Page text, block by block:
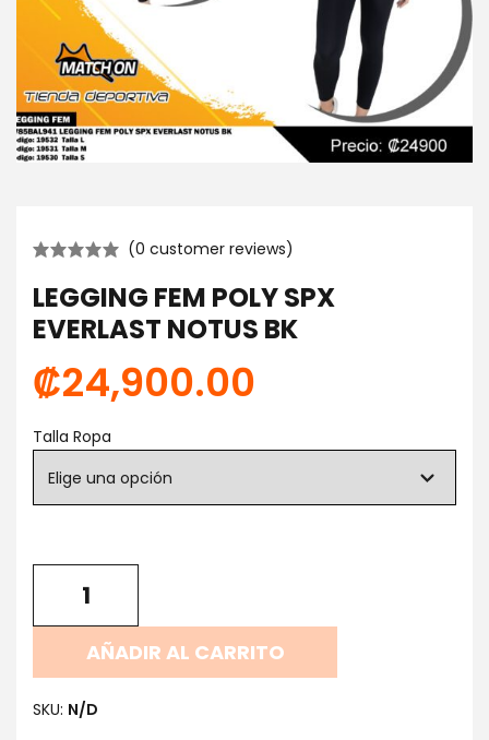
(0 customer reviews)
LEGGING FEM POLY SPX
EVERLAST NOTUS BK
₡24,900.00
Talla Ropa
AÑADIR AL CARRITO
SKU: N/D